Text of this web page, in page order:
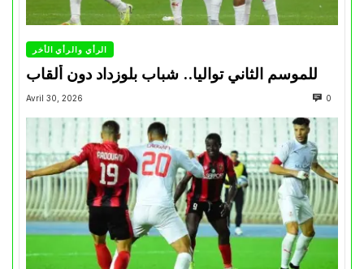
الرأي والرأي الأخر
للموسم الثاني تواليا.. شباب بلوزداد دون ألقاب
Avril 30, 2026 0